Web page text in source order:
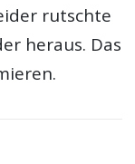
rutschte
heraus. Das